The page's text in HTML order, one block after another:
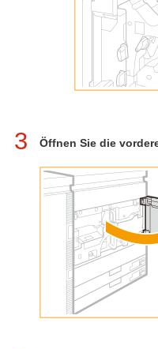
3 Öffnen Sie die